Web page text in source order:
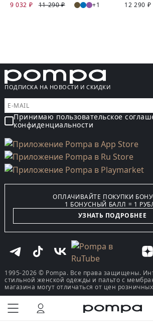
КУПИТЬ В ОДИН КЛИК
9 032 ₽
11 290 ₽ +1
12 290 ₽
ПОДПИСКА НА НОВОСТИ И СКИДКИ
Принимаю пользовательское
конфиденциальности
ОПЛАЧИВАЙТЕ ПОКУПКИ
1 БОНУСНЫЙ БАЛЛ = 1
УЗНАТЬ ПОДРОБНЕЕ
1995-2026 © Pompa. Все права защищены.
стильной женской одежды и пальто с
магазина могут отличаться от цен